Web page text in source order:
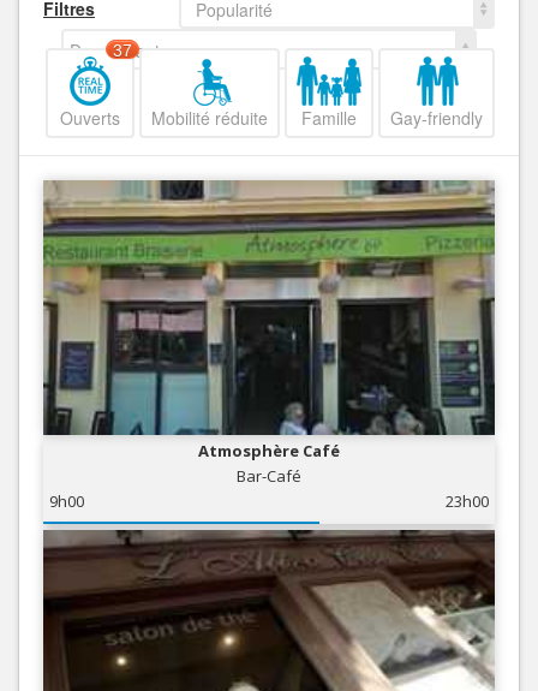
Filtres
Popularité
Decroissant
Ouverts
37
Mobilité réduite Famille Gay-friendly
Atmosphère Café
Bar-Café
9h00
23h00